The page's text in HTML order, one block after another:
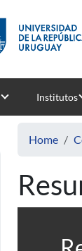
Institutos
Home